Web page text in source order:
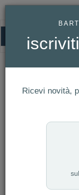
HOMEPAGE
OROLOGIO LOCMAN -
Orologio
Crono Ref.
Ricevi novità,